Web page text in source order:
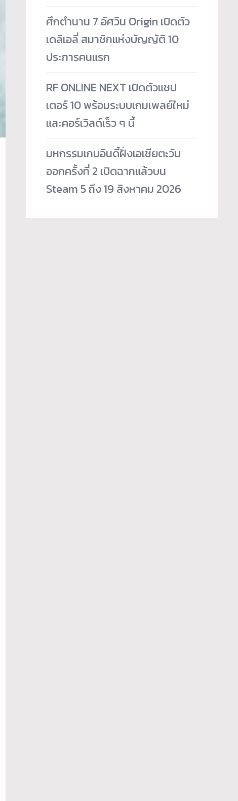
ศึกตำนาน 7 อัศวิน Origin เปิดตัว
เดลิเอลี่ สมาชิกแห่งบัญญัติ 10
ประการคนแรก
RF ONLINE NEXT เปิดตัวแชป
เตอร์ 10 พร้อมระบบเกมเพลย์ใหม่
และคอร์เวิลด์เร็ว ๆ นี้
มหกรรมเกมอินดี้ฝั่งเอเชียตะวัน
ออกครั้งที่ 2 เปิดฉากแล้วบน
Steam 5 ถึง 19 สิงหาคม 2026